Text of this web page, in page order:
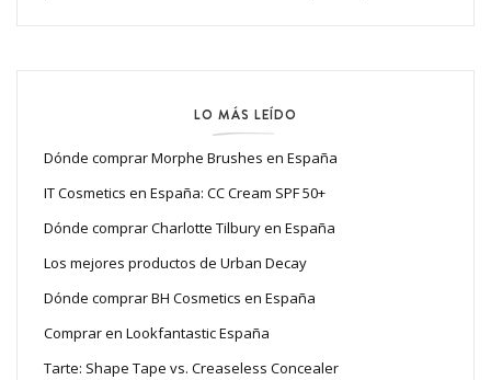
LO MÁS LEÍDO
Dónde comprar Morphe Brushes en España
IT Cosmetics en España: CC Cream SPF 50+
Dónde comprar Charlotte Tilbury en España
Los mejores productos de Urban Decay
Dónde comprar BH Cosmetics en España
Comprar en Lookfantastic España
Tarte: Shape Tape vs. Creaseless Concealer